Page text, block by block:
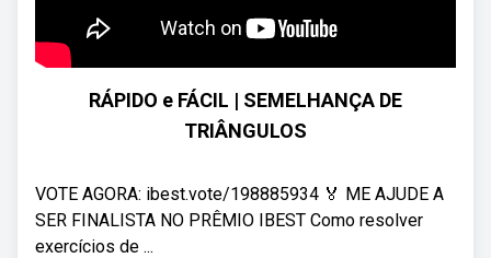
RÁPIDO e FÁCIL | SEMELHANÇA DE
TRIÂNGULOS
VOTE AGORA: ibest.vote/198885934 🏅 ME AJUDE A
SER FINALISTA NO PRÊMIO IBEST Como resolver
exercícios de ...